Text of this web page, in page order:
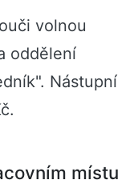
volnou
oddělení
Nástupní
místu